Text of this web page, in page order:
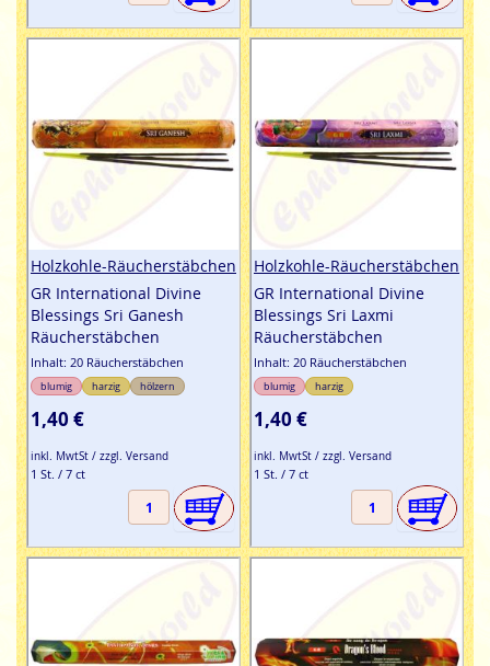
Holzkohle-Räucherstäbchen
GR International Divine
Blessings Sri Ganesh
Räucherstäbchen
Inhalt: 20 Räucherstäbchen
blumig harzig hölzern
1,40 €
inkl. MwtSt / zzgl. Versand
1 St. / 7 ct
Holzkohle-Räucherstäbchen
GR International Divine
Blessings Sri Laxmi
Räucherstäbchen
Inhalt: 20 Räucherstäbchen
blumig harzig
1,40 €
inkl. MwtSt / zzgl. Versand
1 St. / 7 ct